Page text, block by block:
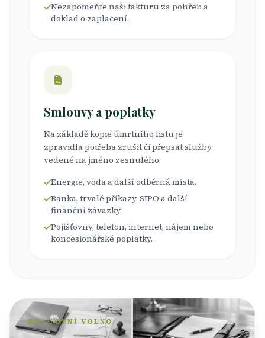
Nezapomeňte naši fakturu za pohřeb a
doklad o zaplacení.
Smlouvy a poplatky
Na základě kopie úmrtního listu je
zpravidla potřeba zrušit či přepsat služby
vedené na jméno zesnulého.
Energie, voda a další odběrná místa.
Banka, trvalé příkazy, SIPO a další
finanční závazky.
Pojišťovny, telefon, internet, nájem nebo
koncesionářské poplatky.
PRACOVNÍ VOLNO